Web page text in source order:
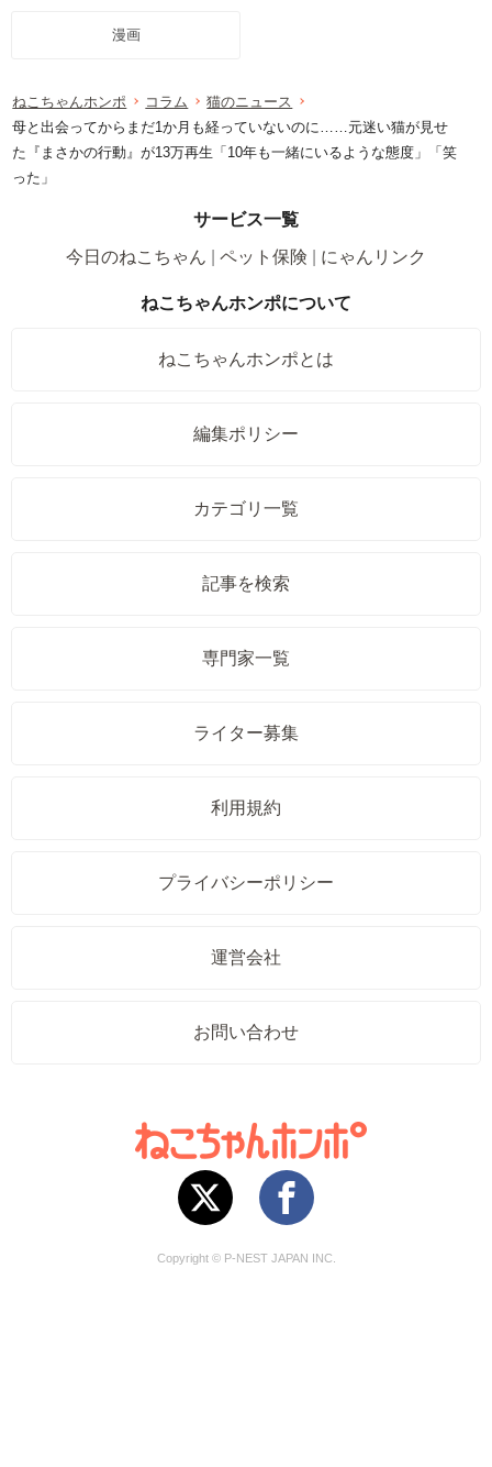
漫画
ねこちゃんホンポ コラム
猫のニュース
母と出会ってからまだ1か月も経っていないのに……元迷い猫が見せ
た『まさかの行動』が13万再生「10年も一緒にいるような態度」「笑
った」
サービス一覧
今日のねこちゃん
ペット保険 にゃんリンク
ねこちゃんホンポについて
ねこちゃんホンポとは
編集ポリシー
カテゴリ一覧
記事を検索
専門家一覧
ライター募集
利用規約
プライバシーポリシー
運営会社
お問い合わせ
Copyright © P-NEST JAPAN INC.